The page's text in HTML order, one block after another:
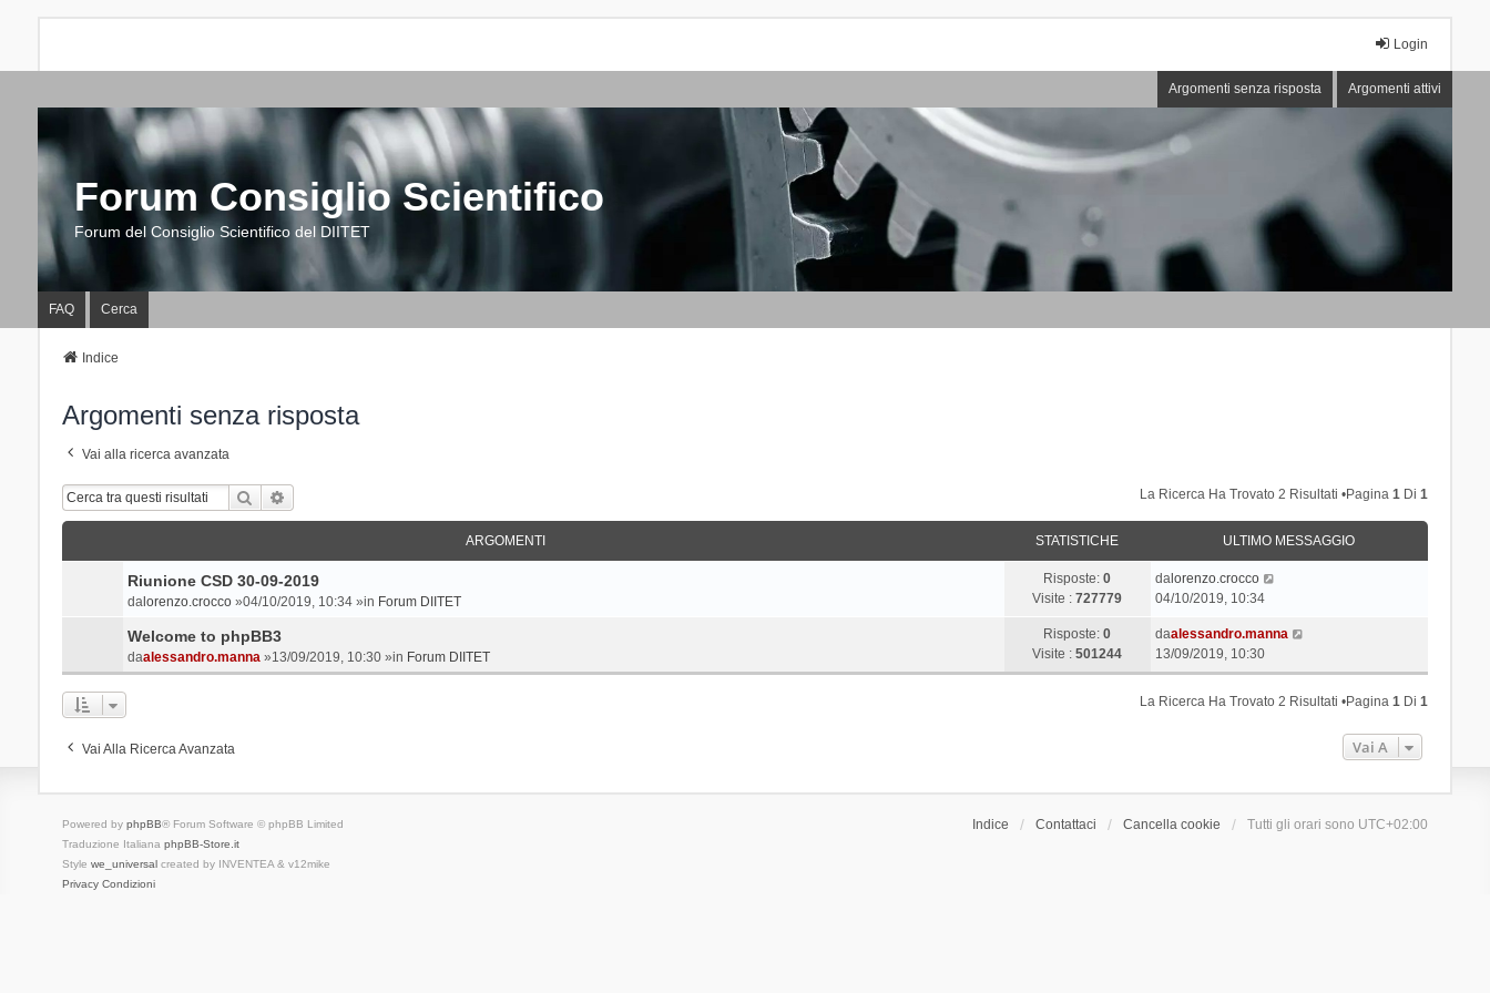
Login
Argomenti senza risposta Argomenti attivi
Forum Consiglio Scientifico
Forum del Consiglio Scientifico del DIITET
FAQ Cerca
Indice
Argomenti senza risposta
Vai alla ricerca avanzata
Cerca La Ricerca Ha Trovato 2 Risultati •Pagina1 Di1
ARGOMENTI STATISTICHE ULTIMO MESSAGGIO
Riunione CSD 30-09-2019
dalorenzo.crocco»04/10/2019, 10:34 »in Forum DIITET
Risposte:0
Visite :727779
dalorenzo.crocco
04/10/2019, 10:34
Welcome to phpBB3
daalessandro.manna»13/09/2019, 10:30 »in Forum DIITET
Risposte:0
Visite :501244
daalessandro.manna
13/09/2019, 10:30
La Ricerca Ha Trovato 2 Risultati •Pagina1 Di1
Vai Alla Ricerca Avanzata Vai A
Indice Contattaci Cancella cookie Tutti gli orari sono UTC+02:00
Powered by phpBB® Forum Software © phpBB Limited
Traduzione Italiana phpBB-Store.it
Style we_universalcreated by INVENTEA & v12mike
Privacy Condizioni